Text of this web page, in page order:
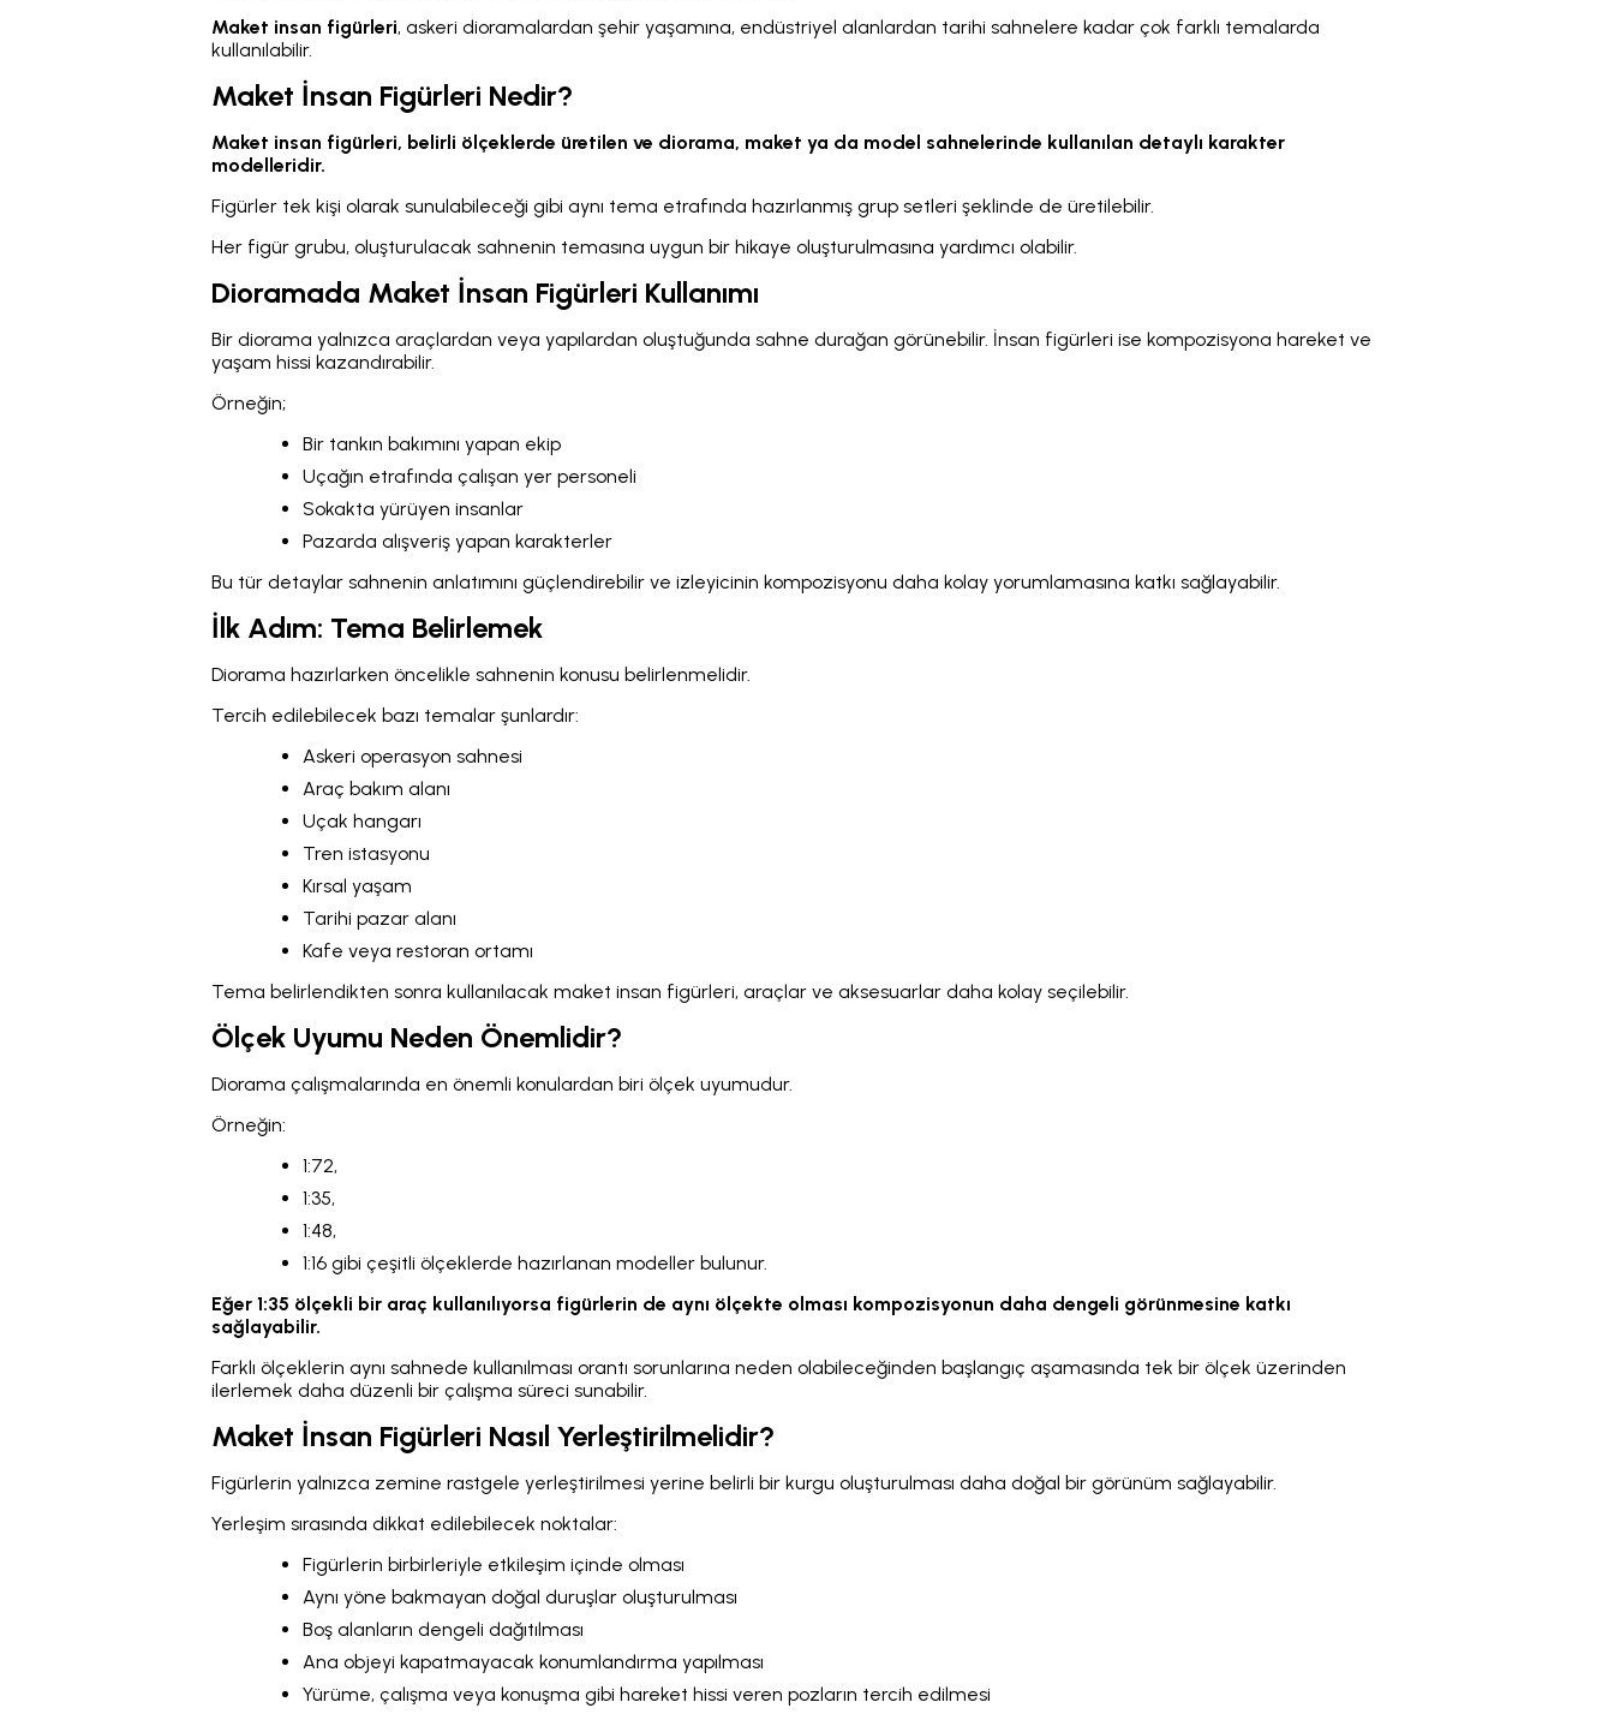
Maket insan figürleri, askeri dioramalardan şehir yaşamına, endüstriyel alanlardan tarihi sahnelere kadar çok farklı temalarda
kullanılabilir.
Maket İnsan Figürleri Nedir?
Maket insan figürleri, belirli ölçeklerde üretilen ve diorama, maket ya da model sahnelerinde kullanılan detaylı karakter
modelleridir.
Figürler tek kişi olarak sunulabileceği gibi aynı tema etrafında hazırlanmış grup setleri şeklinde de üretilebilir.
Her figür grubu, oluşturulacak sahnenin temasına uygun bir hikaye oluşturulmasına yardımcı olabilir.
Dioramada Maket İnsan Figürleri Kullanımı
Bir diorama yalnızca araçlardan veya yapılardan oluştuğunda sahne durağan görünebilir. İnsan figürleri ise kompozisyona hareket ve
yaşam hissi kazandırabilir.
Örneğin;
Bir tankın bakımını yapan ekip
Uçağın etrafında çalışan yer personeli
Sokakta yürüyen insanlar
Pazarda alışveriş yapan karakterler
Bu tür detaylar sahnenin anlatımını güçlendirebilir ve izleyicinin kompozisyonu daha kolay yorumlamasına katkı sağlayabilir.
İlk Adım: Tema Belirlemek
Diorama hazırlarken öncelikle sahnenin konusu belirlenmelidir.
Tercih edilebilecek bazı temalar şunlardır:
Askeri operasyon sahnesi
Araç bakım alanı
Uçak hangarı
Tren istasyonu
Kırsal yaşam
Tarihi pazar alanı
Kafe veya restoran ortamı
Tema belirlendikten sonra kullanılacak maket insan figürleri, araçlar ve aksesuarlar daha kolay seçilebilir.
Ölçek Uyumu Neden Önemlidir?
Diorama çalışmalarında en önemli konulardan biri ölçek uyumudur.
Örneğin:
1:72,
1:35,
1:48,
1:16 gibi çeşitli ölçeklerde hazırlanan modeller bulunur.
Eğer 1:35 ölçekli bir araç kullanılıyorsa figürlerin de aynı ölçekte olması kompozisyonun daha dengeli görünmesine katkı
sağlayabilir.
Farklı ölçeklerin aynı sahnede kullanılması orantı sorunlarına neden olabileceğinden başlangıç aşamasında tek bir ölçek üzerinden
ilerlemek daha düzenli bir çalışma süreci sunabilir.
Maket İnsan Figürleri Nasıl Yerleştirilmelidir?
Figürlerin yalnızca zemine rastgele yerleştirilmesi yerine belirli bir kurgu oluşturulması daha doğal bir görünüm sağlayabilir.
Yerleşim sırasında dikkat edilebilecek noktalar:
Figürlerin birbirleriyle etkileşim içinde olması
Aynı yöne bakmayan doğal duruşlar oluşturulması
Boş alanların dengeli dağıtılması
Ana objeyi kapatmayacak konumlandırma yapılması
Yürüme, çalışma veya konuşma gibi hareket hissi veren pozların tercih edilmesi